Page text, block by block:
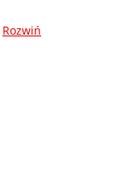
Rozwiń